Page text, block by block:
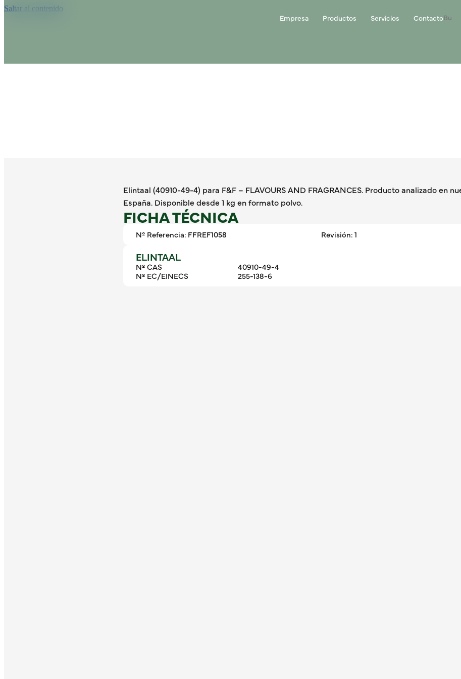
Saltar al contenido
Empresa Productos Servicios Contacto
Elintaal (40910-49-4) para F&F – FLAVOURS AND FRAGRANCES. Producto analizado en
España. Disponible desde 1 kg en formato polvo.
FICHA TÉCNICA
Nº Referencia: FFREF1058 Revisión: 1
ELINTAAL
Nº CAS
40910-49-4
Nº EC/EINECS
255-138-6